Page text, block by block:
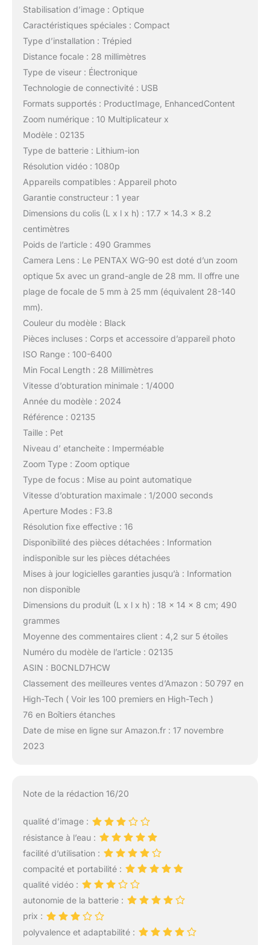
Stabilisation d’image : Optique
Caractéristiques spéciales : Compact
Type d’installation : Trépied
Distance focale : 28 millimètres
Type de viseur : Électronique
Technologie de connectivité : USB
Formats supportés : ProductImage, EnhancedContent
Zoom numérique : 10 Multiplicateur x
Modèle : 02135
Type de batterie : Lithium-ion
Résolution vidéo : 1080p
Appareils compatibles : Appareil photo
Garantie constructeur : 1 year
Dimensions du colis (L x l x h) : 17.7 x 14.3 x 8.2
centimètres
Poids de l’article : 490 Grammes
Camera Lens : Le PENTAX WG-90 est doté d’un zoom
optique 5x avec un grand-angle de 28 mm. Il offre une
plage de focale de 5 mm à 25 mm (équivalent 28-140
mm).
Couleur du modèle : Black
Pièces incluses : Corps et accessoire d’appareil photo
ISO Range : 100-6400
Min Focal Length : 28 Millimètres
Vitesse d’obturation minimale : 1/4000
Année du modèle : 2024
Référence : 02135
Taille : Pet
Niveau d’ etancheite : Imperméable
Zoom Type : Zoom optique
Type de focus : Mise au point automatique
Vitesse d’obturation maximale : 1/2000 seconds
Aperture Modes : F3.8
Résolution fixe effective : 16
Disponibilité des pièces détachées : Information
indisponible sur les pièces détachées
Mises à jour logicielles garanties jusqu’à : Information
non disponible
Dimensions du produit (L x l x h) : 18 x 14 x 8 cm; 490
grammes
Moyenne des commentaires client : 4,2 sur 5 étoiles
Numéro du modèle de l’article : 02135
ASIN : B0CNLD7HCW
Classement des meilleures ventes d’Amazon : 50 797 en
High-Tech ( Voir les 100 premiers en High-Tech )
76 en Boîtiers étanches
Date de mise en ligne sur Amazon.fr : 17 novembre
2023
Note de la rédaction 16/20
qualité d’image :
résistance à l’eau :
facilité d’utilisation :
compacité et portabilité :
qualité vidéo :
autonomie de la batterie :
prix :
polyvalence et adaptabilité :